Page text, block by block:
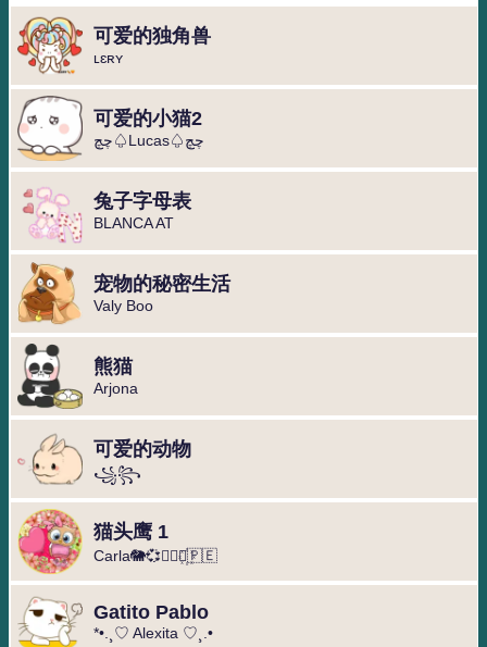
可爱的独角兽
ʟɛʀʏ
可爱的小猫2
چچ♤Lucas♤چچ
兔子字母表
BLANCA AT
宠物的秘密生活
Valy Boo
熊猫
Arjona
可爱的动物
꧁️꧂
猫头鹰 1
Carla🐘💞◐⃢⃟꙰🇵🇪
Gatito Pablo
*•.¸♡ Alexita ♡¸.•